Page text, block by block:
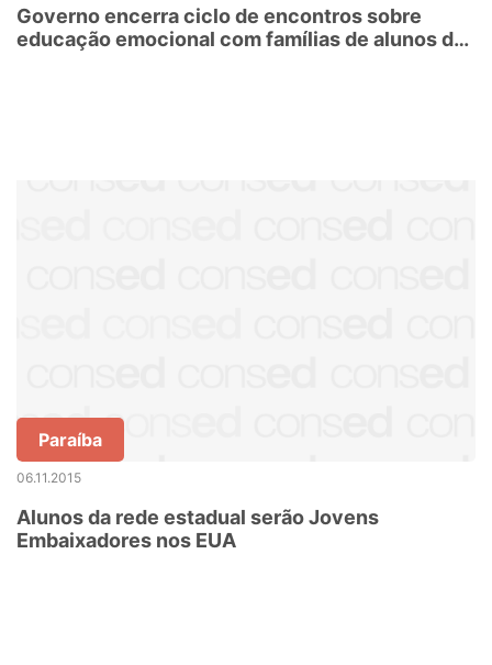
Governo encerra ciclo de encontros sobre
educação emocional com famílias de alunos da
Paraíba
06.11.2015
Alunos da rede estadual serão Jovens
Embaixadores nos EUA